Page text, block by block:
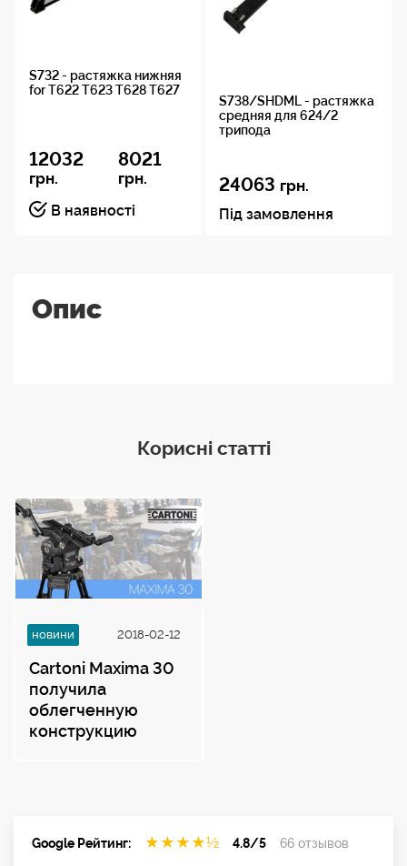
S732 - растяжка нижняя
for T622 T623 T628 T627
12032
грн.
8021
грн.
В наявності
S738/SHDML - растяжка
средняя для 624/2
трипода
24063 грн.
Під замовлення
Опис
Корисні статті
новини 2018-02-12
Cartoni Maxima 30
получила
облегченную
конструкцию
Google Рейтинг: ★ ★ ★ ★½ 4.8/5 66 отзывов